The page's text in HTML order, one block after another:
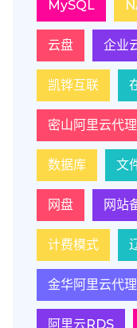
MySQL
云盘 企业
凯铧互联
密山阿里云代理
数据库 文
网盘 网站
计费模式
金华阿里云代理
阿里云RDS